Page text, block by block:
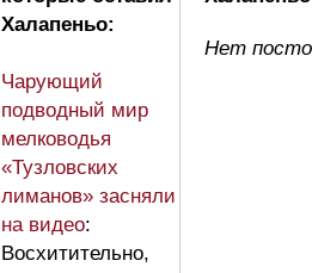
Халапеньо:
Чарующий
подводный мир
мелководья
«Тузловских
лиманов» засняли
на видео:
Восхитительно,
Нет